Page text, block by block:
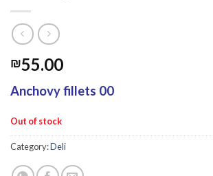
₪55.00
Anchovy fillets 00
Out of stock
Category:Deli